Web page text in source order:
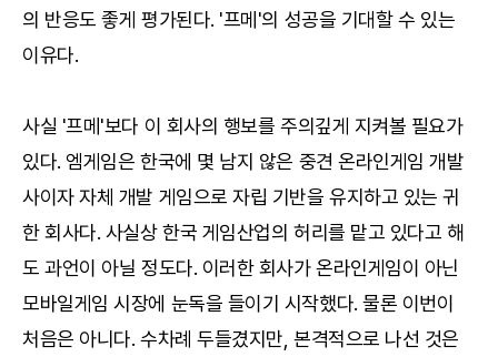
의 반응도 좋게 평가된다. '프메'의 성공을 기대할 수 있는
이유다.
사실 '프메'보다 이 회사의 행보를 주의깊게 지켜볼 필요가
있다. 엠게임은 한국에 몇 남지 않은 중견 온라인게임 개발
사이자 자체 개발 게임으로 자립 기반을 유지하고 있는 귀
한 회사다. 사실상 한국 게임산업의 허리를 맡고 있다고 해
도 과언이 아닐 정도다. 이러한 회사가 온라인게임이 아닌
모바일게임 시장에 눈독을 들이기 시작했다. 물론 이번이
처음은 아니다. 수차례 두들겼지만, 본격적으로 나선 것은